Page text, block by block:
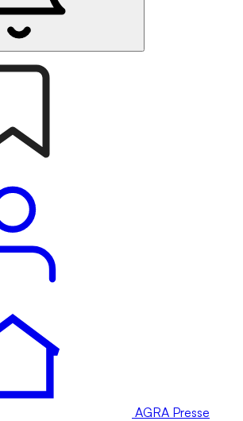
AGRA Presse